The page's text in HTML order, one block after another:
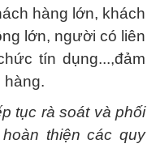
hàng lớn, khách
lớn, người có liên
tín dụng...,đảm
hàng.
tục rà soát và phối
thiện các quy